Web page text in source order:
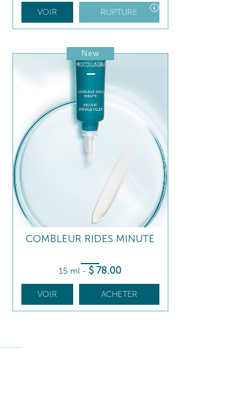
VOIR RUPTURE
New
COMBLEUR RIDES MINUTE
15 ml - $ 78.00
VOIR ACHETER